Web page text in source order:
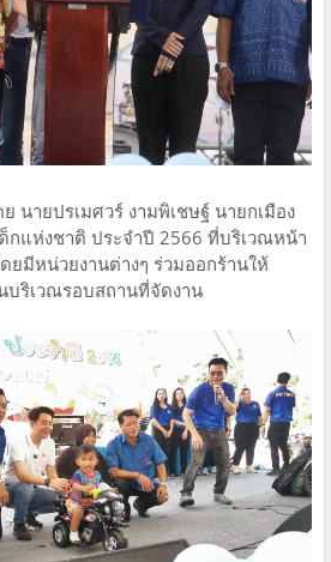
นายปรเมศวร์ งามพิเชษฐ์ นายกเมือง
กแห่งชาติ ประจำปี 2566 ที่บริเวณหน้า
ยมีหน่วยงานต่างๆ ร่วมออกร้านให้
บริเวณรอบสถานที่จัดงาน